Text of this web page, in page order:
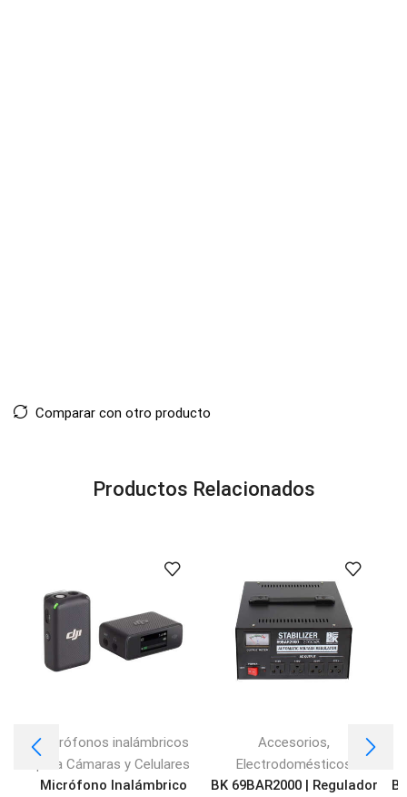
Comparar con otro producto
Productos Relacionados
Micrófonos inalámbricos
para Cámaras y Celulares
Micrófono Inalámbrico
Accesorios,
Electrodomésticos
BK 69BAR2000 | Regulador